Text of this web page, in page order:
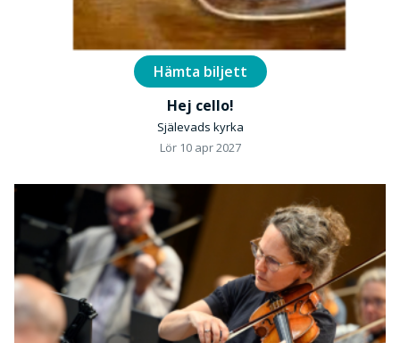
Hämta biljett
Hej cello!
Själevads kyrka
Lör 10 apr 2027